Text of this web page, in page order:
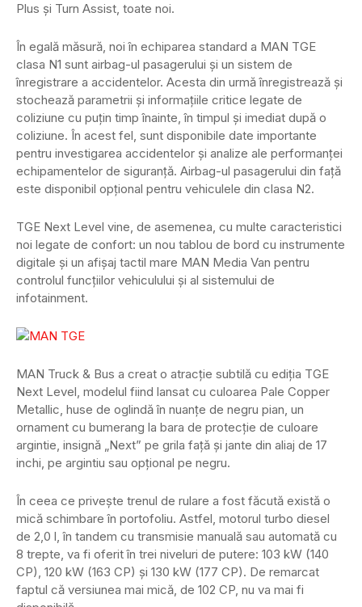
Plus și Turn Assist, toate noi.
În egală măsură, noi în echiparea standard a MAN TGE
clasa N1 sunt airbag-ul pasagerului și un sistem de
înregistrare a accidentelor. Acesta din urmă înregistrează și
stochează parametrii și informațiile critice legate de
coliziune cu puțin timp înainte, în timpul și imediat după o
coliziune. În acest fel, sunt disponibile date importante
pentru investigarea accidentelor și analize ale performanței
echipamentelor de siguranță. Airbag-ul pasagerului din față
este disponibil opțional pentru vehiculele din clasa N2.
TGE Next Level vine, de asemenea, cu multe caracteristici
noi legate de confort: un nou tablou de bord cu instrumente
digitale și un afișaj tactil mare MAN Media Van pentru
controlul funcțiilor vehiculului și al sistemului de
infotainment.
MAN Truck & Bus a creat o atracție subtilă cu ediția TGE
Next Level, modelul fiind lansat cu culoarea Pale Copper
Metallic, huse de oglindă în nuanțe de negru pian, un
ornament cu bumerang la bara de protecție de culoare
argintie, insignă „Next” pe grila față și jante din aliaj de 17
inchi, pe argintiu sau opțional pe negru.
În ceea ce privește trenul de rulare a fost făcută există o
mică schimbare în portofoliu. Astfel, motorul turbo diesel
de 2,0 l, în tandem cu transmisie manuală sau automată cu
8 trepte, va fi oferit în trei niveluri de putere: 103 kW (140
CP), 120 kW (163 CP) și 130 kW (177 CP). De remarcat
faptul că versiunea mai mică, de 102 CP, nu va mai fi